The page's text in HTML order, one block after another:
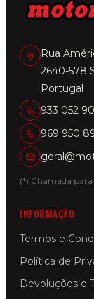
Rua
2640-578
Portugal
933 052
969 950
(*) Chamada
INFORMAÇÃO
Termos e
Política de
Devoluções e